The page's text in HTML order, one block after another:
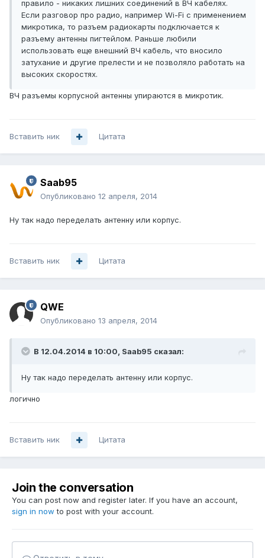
правило - никаких лишних соединений в ВЧ кабелях.
Если разговор про радио, например Wi-Fi с применением
микротика, то разъем радиокарты подключается к
разъему антенны пигтейлом. Раньше любили
использовать еще внешний ВЧ кабель, что вносило
затухание и другие прелести и не позволяло работать на
высоких скоростях.
ВЧ разъемы корпусной антенны упираются в микротик.
Вставить ник Цитата
Saab95
Опубликовано 12 апреля, 2014
Ну так надо переделать антенну или корпус.
Вставить ник Цитата
QWE
Опубликовано 13 апреля, 2014
В 12.04.2014 в 10:00, Saab95 сказал:
Ну так надо переделать антенну или корпус.
логично
Вставить ник Цитата
Join the conversation
You can post now and register later. If you have an account,
sign in now to post with your account.